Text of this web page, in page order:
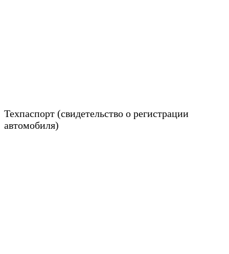
Техпаспорт (свидетельство о регистрации
автомобиля)